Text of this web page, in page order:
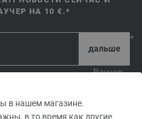
в нашем магазине.
в то время как другие
НА 10 €.*
*
Ваучер
Для каждого клиента и